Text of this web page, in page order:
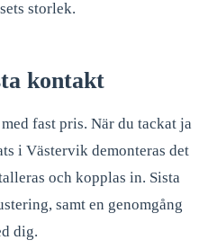
storlek.
kontakt
fast pris. När du tackat ja
i Västervik demonteras det
och kopplas in. Sista
samt en genomgång
dig.